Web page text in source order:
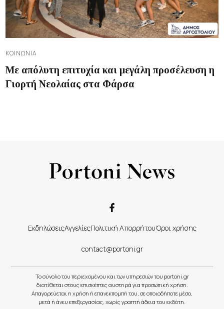
ΚΟΙΝΩΝΊΑ
Με απόλυτη επιτυχία και μεγάλη προσέλευση η
Γιορτή Νεολαίας στα Φάρσα
ΕκδηλώσειςΑγγελίεςΠολιτική ΑπορρήτουΌροι χρήσης
contact@portoni.gr
Το σύνολο του περιεχομένου και των υπηρεσιών του portoni.gr
διατίθεται στους επισκέπτες αυστηρά για προσωπική χρήση.
Απαγορεύεται η χρήση ή επανεκπομπή του, σε οποιοδήποτε μέσο,
μετά ή άνευ επεξεργασίας, χωρίς γραπτή άδεια του εκδότη.